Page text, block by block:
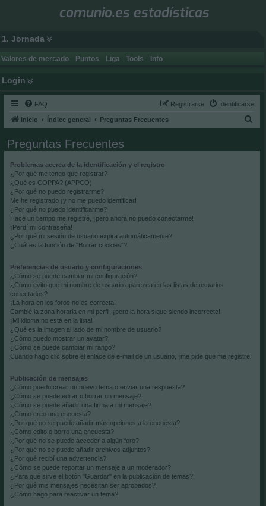
comunio.es estadísticas
1. Jornada
Valores de mercado Puntos Liga Tools Info
Login
FAQ Identificarse
Registrarse
Inicio Índice general Preguntas Frecuentes
Preguntas Frecuentes
Problemas acerca de la identificación y el registro
¿Por qué me tengo que registrar?
¿Qué es COPPA? (APPCO)
¿Por qué no puedo registrarme?
Me he registrado ¡y no me puedo identificar!
¿Por qué no puedo identificarme?
Hace un tiempo me registré, ¡pero ahora no puedo conectarme!
¡Perdí mi contraseña!
¿Por qué mi sesión de usuario expira automáticamente?
¿Cuál es la función de "Borrar cookies"?
Preferencias de usuario y configuraciones
¿Cómo se puede cambiar mi configuración?
¿Cómo evito que mi nombre de usuario aparezca en las listas de usuarios
conectados?
¡La hora en los foros no es correcta!
Cambié la zona horaria en mi perfil, ¡pero la hora sigue siendo incorrecto!
¡Mi idioma no está en la lista!
¿Qué es la imagen al lado de mi nombre de usuario?
¿Cómo puedo mostrar un avatar?
¿Cómo se puede cambiar mi rango?
Cuando hago clic sobre el enlace de e-mail de un usuario, ¡me pide que me registre!
Publicación de mensajes
¿Cómo puedo crear un nuevo tema o enviar una respuesta?
¿Cómo se puede editar o borrar un mensaje?
¿Cómo se puede añadir una firma a mi mensaje?
¿Cómo creo una encuesta?
¿Por qué no se puede añadir más opciones a la encuesta?
¿Cómo edito o borro una encuesta?
¿Por qué no se puede acceder a algún foro?
¿Por qué no se puede añadir archivos adjuntos?
¿Por qué recibí una advertencia?
¿Cómo se puede reportar un mensaje a un moderador?
¿Para qué sirve el botón "Guardar" en la publicación de temas?
¿Por qué mis mensajes necesitan ser aprobados?
¿Cómo hago para reactivar un tema?